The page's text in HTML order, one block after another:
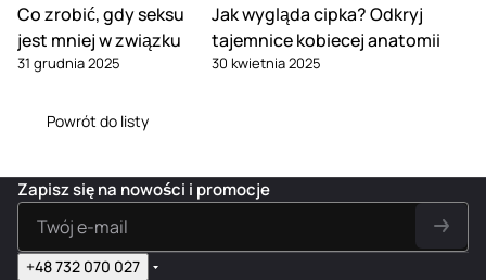
Co zrobić, gdy seksu
jest mniej w związku
31 grudnia 2025
Jak wygląda cipka? Odkryj
tajemnice kobiecej anatomii
30 kwietnia 2025
Powrót do listy
Zapisz się na nowości i promocje
+48 732 070 027